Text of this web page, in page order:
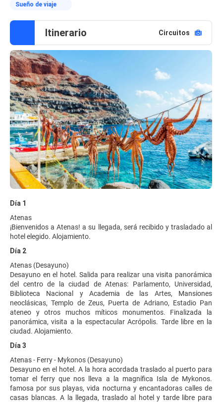
Sueño de viaje
Itinerario Circuitos
Día 1
Atenas
¡Bienvenidos a Atenas! a su llegada, será recibido y trasladado al
hotel elegido. Alojamiento.
Día 2
Atenas (Desayuno)
Desayuno en el hotel. Salida para realizar una visita panorámica
del centro de la ciudad de Atenas: Parlamento, Universidad,
Biblioteca Nacional y Academia de las Artes, Mansiones
neoclásicas, Templo de Zeus, Puerta de Adriano, Estadio Pan
ateneo y otros muchos míticos monumentos. Finalizada la
panorámica, visita a la espectacular Acrópolis. Tarde libre en la
ciudad. Alojamiento.
Día 3
Atenas - Ferry - Mykonos (Desayuno)
Desayuno en el hotel. A la hora acordada traslado al puerto para
tomar el ferry que nos lleva a la magnífica Isla de Mykonos.
famosa por sus playas, vida nocturna y encantadoras calles de
casas blancas. A la llegada, traslado al hotel y tarde libre para